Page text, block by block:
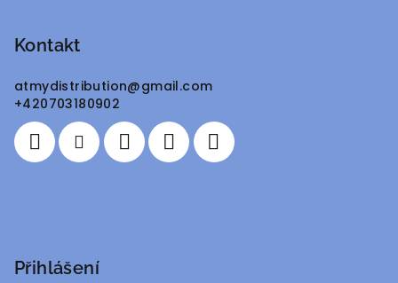
Kontakt
atmydistribution@gmail.com
+420703180902
Přihlášení